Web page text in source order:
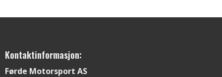
Kontaktinformasjon:
Førde Motorsport AS